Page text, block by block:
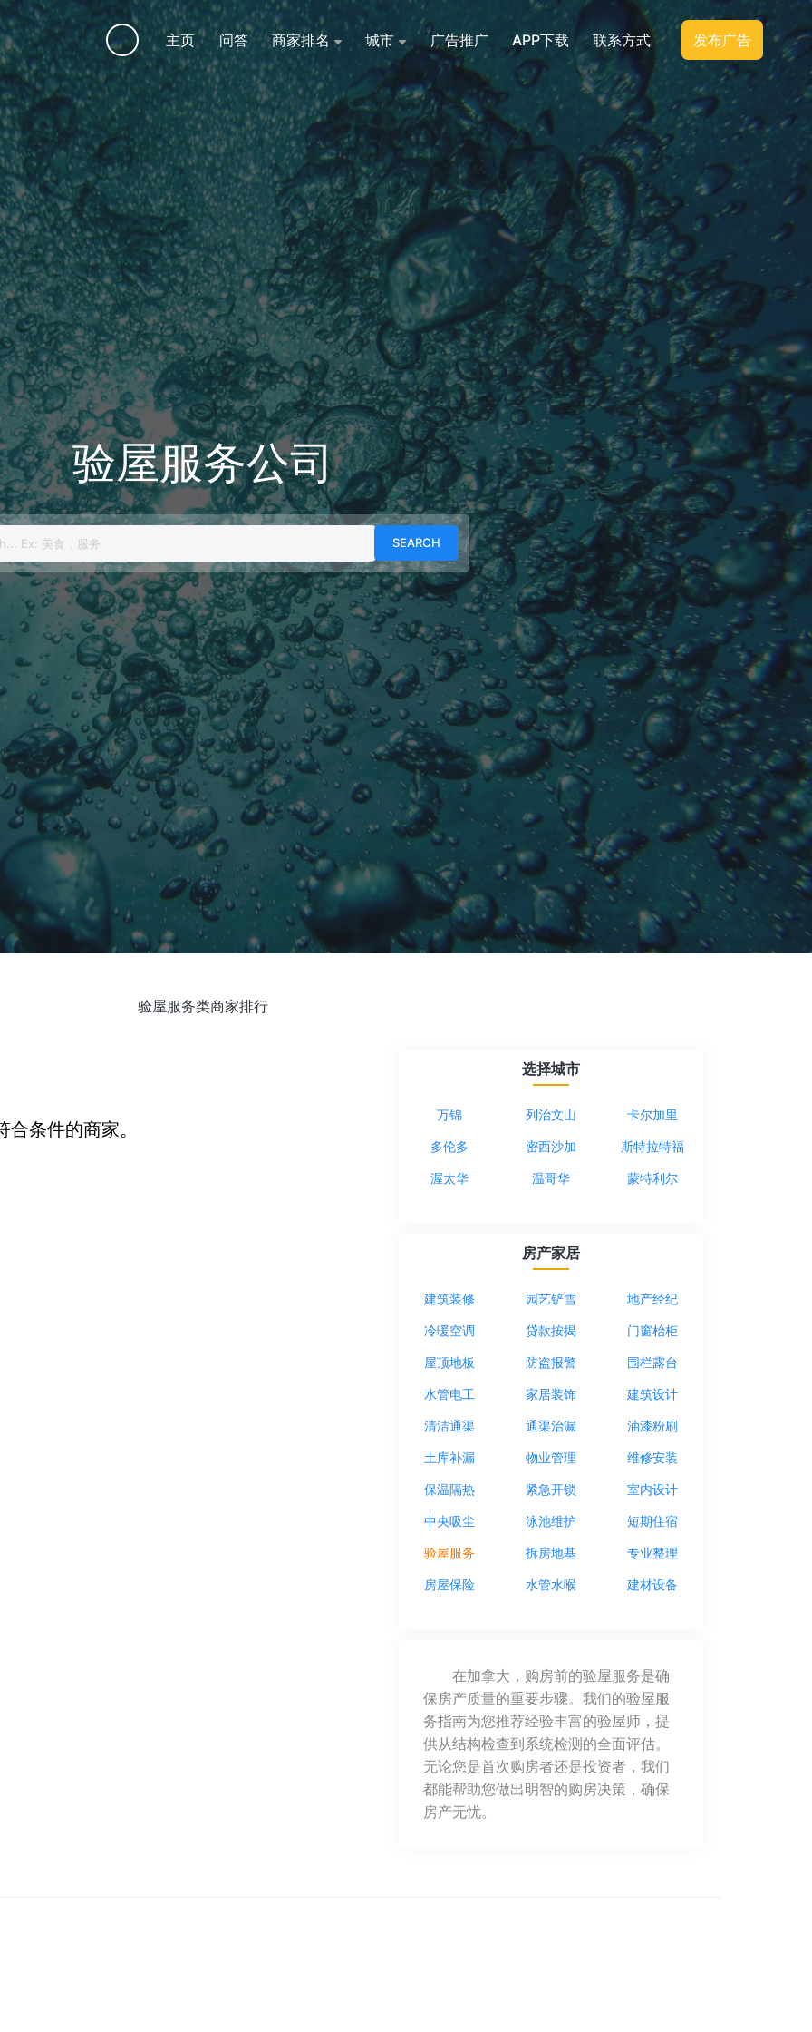
主页 问答 商家排名 城市 广告推广 APP下载 联系方式 发布广告
验屋服务公司
验屋服务类商家排行
合条件的商家。
选择城市
万锦 列治文山 卡尔加里
多伦多 密西沙加 斯特拉特福
渥太华 温哥华 蒙特利尔
房产家居
建筑装修 园艺铲雪 地产经纪
冷暖空调 贷款按揭 门窗枱柜
屋顶地板 防盗报警 围栏露台
水管电工 家居装饰 建筑设计
清洁通渠 通渠治漏 油漆粉刷
土库补漏 物业管理 维修安装
保温隔热 紧急开锁 室内设计
中央吸尘 泳池维护 短期住宿
验屋服务 拆房地基 专业整理
房屋保险 水管水喉 建材设备
在加拿大，购房前的验屋服务是确
保房产质量的重要步骤。我们的验屋服
务指南为您推荐经验丰富的验屋师，提
供从结构检查到系统检测的全面评估。
无论您是首次购房者还是投资者，我们
都能帮助您做出明智的购房决策，确保
房产无忧。